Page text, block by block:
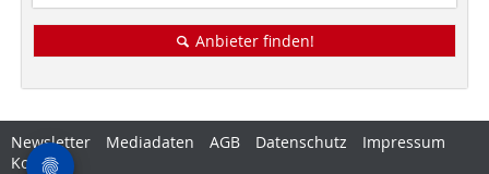
Anbieter finden!
Newsletter Mediadaten AGB Datenschutz
Impressum
Kontakt